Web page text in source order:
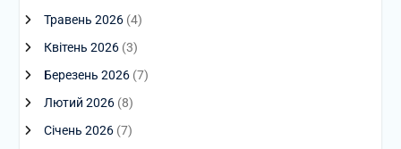
Травень 2026(4)
Квітень 2026(3)
Березень 2026(7)
Лютий 2026(8)
Січень 2026(7)